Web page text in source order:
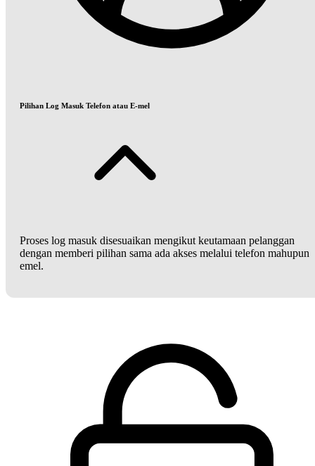
Pilihan Log Masuk Telefon atau E-mel
Proses log masuk disesuaikan mengikut keutamaan pelanggan
dengan memberi pilihan sama ada akses melalui telefon mahupun
emel.